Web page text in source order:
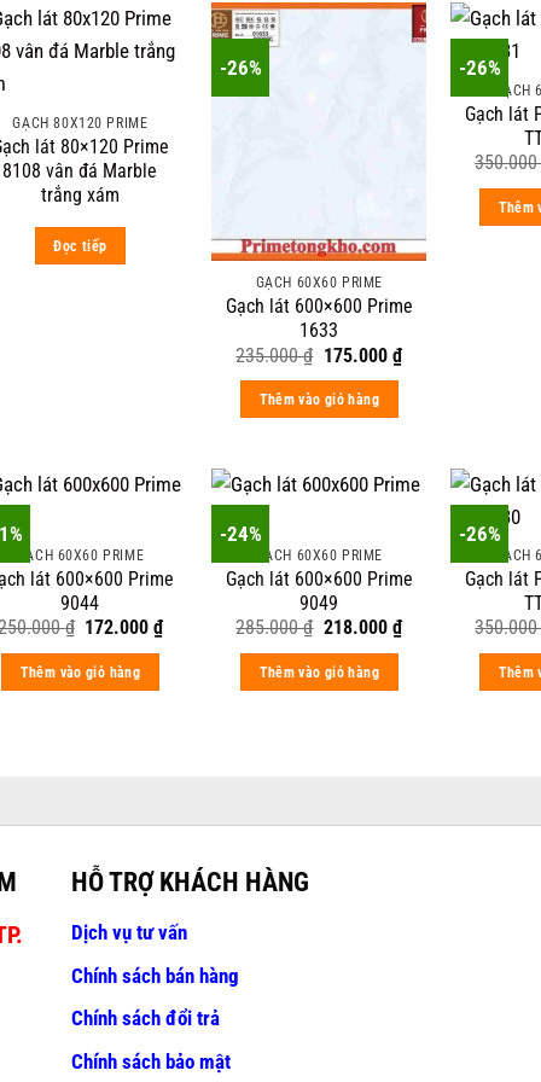
GẠCH 80X120 PRIME
lát 80×120 Prime
8108 vân đá Marble
trắng xám
Đọc tiếp
-26%
GẠCH 60X60 PRIME
Gạch lát 600×600 Prime
1633
235.000₫ Original
was:
235.000 ₫.
175.000₫Current
price
Thêm vào giỏ hàng
-26%
Gạch lát
Thêm
GẠCH 60X60 PRIME
lát 600×600 Prime
9044
₫ Original
was:
250.000 ₫.
172.000₫Current
Thêm vào giỏ hàng
-24%
GẠCH 60X60 PRIME
Gạch lát 600×600 Prime
9049
285.000₫ Original
was:
285.000 ₫.
218.000₫Current
Thêm vào giỏ hàng
-26%
Gạch lát
Thêm
HỖ TRỢ KHÁCH HÀNG
Dịch vụ tư vấn
Chính sách bán hàng
Chính sách đổi trả
Chính sách bảo mật